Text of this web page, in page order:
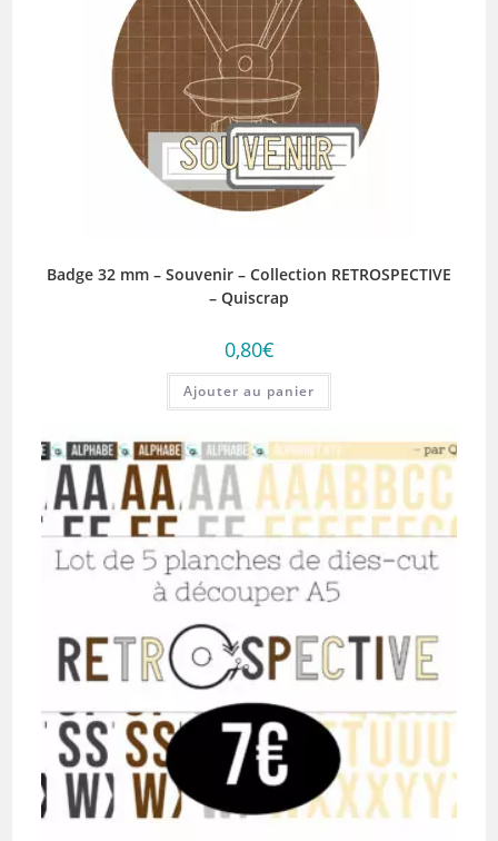
Badge 32 mm – Souvenir – Collection RETROSPECTIVE
– Quiscrap
0,80€
Ajouter au panier